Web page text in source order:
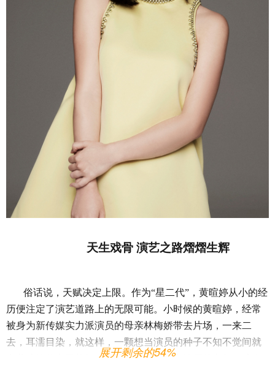
天生戏骨 演艺之路熠熠生辉
俗话说，天赋决定上限。作为“星二代”，黄暄婷从小的经
历便注定了演艺道路上的无限可能。小时候的黄暄婷，经常
被身为新传媒实力派演员的母亲林梅娇带去片场，一来二
去，耳濡目染，就这样，一颗想当演员的种子不知不觉间就
在黄暄婷的心里扎根。熟悉的片场环境和浓厚的兴趣，成为
展开剩余的54%